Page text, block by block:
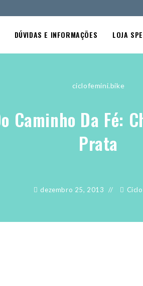
DÚVIDAS E INFORMAÇÕES LOJA
ciclofemini.bike
Caminho Da Fé:
Prata
dezembro 25, 2013